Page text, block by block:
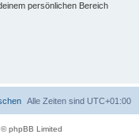
persönlichen Bereich
Alle Zeiten sind UTC+01:00
phpBB Limited